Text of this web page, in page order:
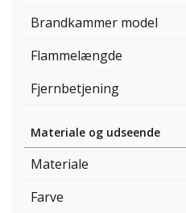
Brandkammer model
Flammelængde
Fjernbetjening
Materiale og udseende
Materiale
Farve